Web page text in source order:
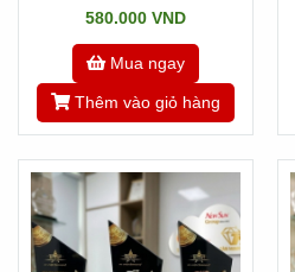
580.000 VND
Mua ngay
Thêm vào giỏ hàng